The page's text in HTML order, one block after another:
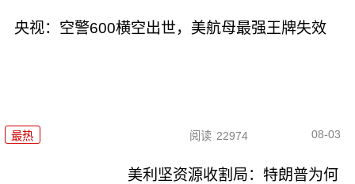
央视：空警600横空出世，美航母最强王牌失效
最热 阅读 22974 08-03
美利坚资源收割局：特朗普为何